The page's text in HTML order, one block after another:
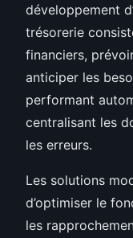
développement
trésorerie
financiers,
anticiper les
performant
centralisant les
les erreurs.
Les solutions
d’optimiser le
les